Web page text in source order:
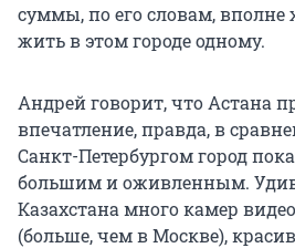
суммы, по его словам, вполне
жить в этом городе одному.
Андрей говорит, что Астана
впечатление, правда, в
Санкт-Петербургом город
большим и оживленным.
Казахстана много камер
(больше, чем в Москве),